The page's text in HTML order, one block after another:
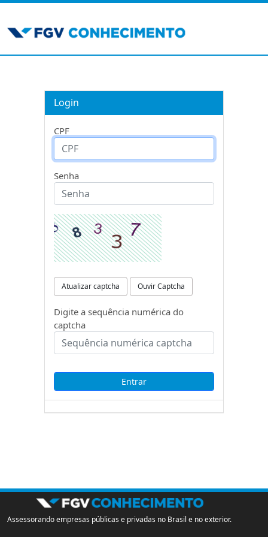
Login
CPF
Senha
Atualizar captcha Ouvir Captcha
Digite a sequência numérica do
captcha
Assessorando empresas públicas e privadas no Brasil e no exterior.